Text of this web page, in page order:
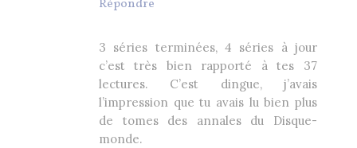
Répondre
3 séries terminées, 4 séries à jour
c’est très bien rapporté à tes 37
lectures. C’est dingue, j’avais
l’impression que tu avais lu bien plus
de tomes des annales du Disque-
monde.